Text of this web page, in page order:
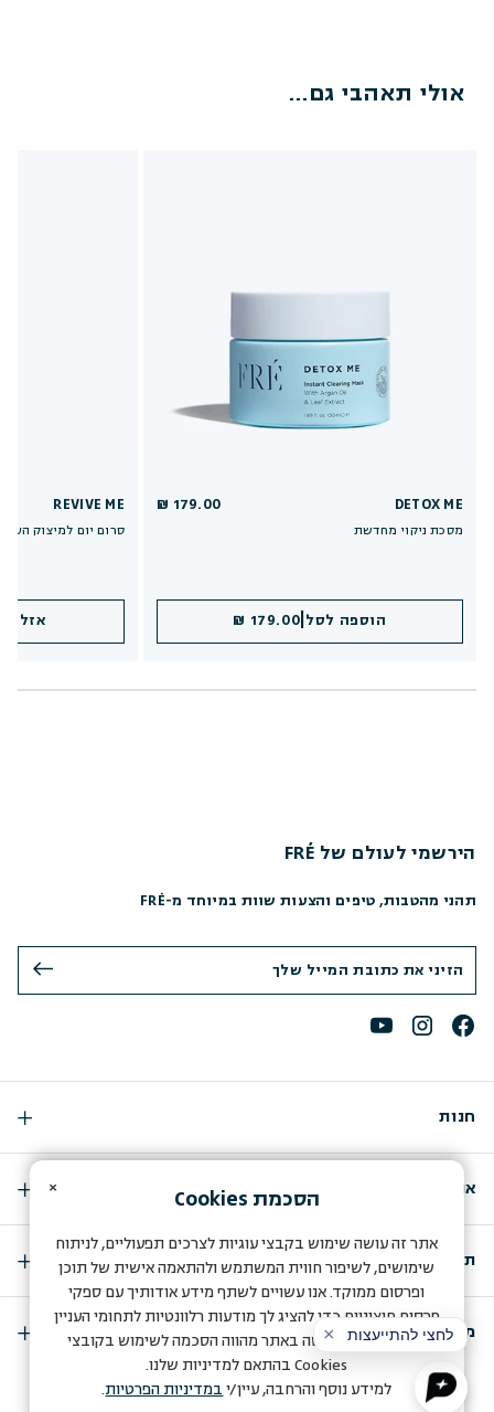
אולי תאהבי גם...
DETOX ME
מסכת ניקוי מחדשת
179.00 ₪
הוספה לסל 179.00 ₪
REVIVE ME
סרום יום למיצוק העור
אזל
הירשמי לעולם של FRÉ
תהני מהטבות, טיפים והצעות שוות במיוחד מ-FRÉ
חנות
אודות
תמיכה
מועדון החברות שלנו
× הסכמת Cookies
אתר זה עושה שימוש בקבצי עוגיות לצרכים תפעוליים, לניתוח
שימושים, לשיפור חווית המשתמש ולהתאמה אישית של תוכן
ופרסום ממוקד. אנו עשויים לשתף מידע אודותיך עם ספקי
פרסום חיצוניים כדי להציג לך מודעות רלוונטיות לתחומי העניין
שלך. המשך הגלישה באתר מהווה הסכמה לשימוש בקובצי
Cookiesבהתאם למדיניות שלנו.
למידע נוסף והרחבה, עיין/י במדיניות הפרטיות.